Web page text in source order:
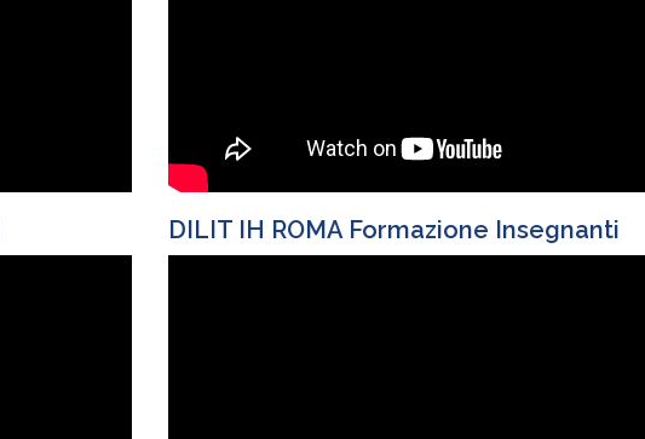
DILIT IH ROMA Formazione Insegnanti